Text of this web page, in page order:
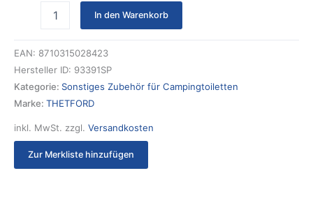
In den Warenkorb
EAN: 8710315028423
Hersteller ID: 93391SP
Kategorie: Sonstiges Zubehör für Campingtoiletten
Marke: THETFORD
inkl. MwSt. zzgl. Versandkosten
Zur Merkliste hinzufügen